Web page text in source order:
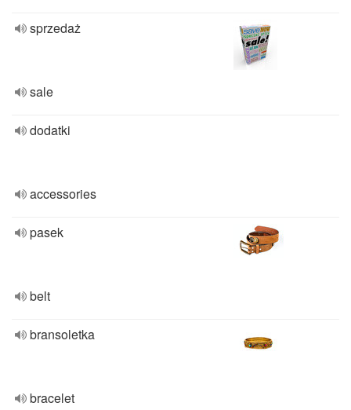
sprzedaż
sale
dodatki
accessories
pasek
belt
bransoletka
bracelet